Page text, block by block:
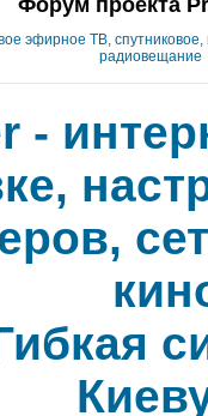
Форум проекта
эфирное ТВ, спутниковое,
радиовещание
-